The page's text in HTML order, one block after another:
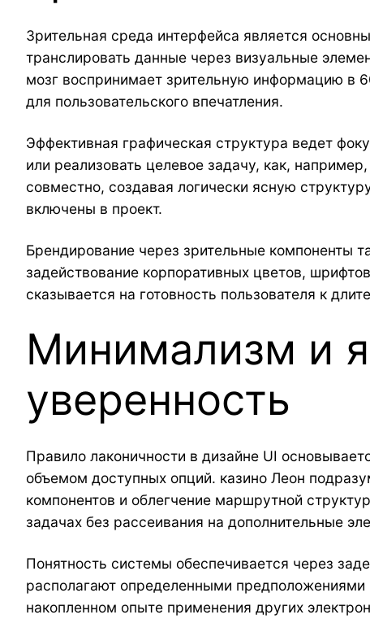
Зрительная среда интерфейса является
транслировать данные через визуальные
мозг воспринимает зрительную информацию в
для пользовательского впечатления.
Эффективная графическая структура ведет
или реализовать целевое задачу, как,
совместно, создавая логически ясную
включены в проект.
Брендирование через зрительные компоненты
задействование корпоративных цветов,
сказывается на готовность пользователя к
Минимализм и
уверенность
Правило лаконичности в дизайне UI
объемом доступных опций. казино Леон
компонентов и облегчение маршрутной
задачах без рассеивания на дополнительные
Понятность системы обеспечивается через
располагают определенными предположениями
накопленном опыте применения других